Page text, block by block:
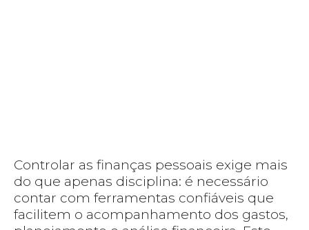
Controlar as finanças pessoais exige mais
do que apenas disciplina: é necessário
contar com ferramentas confiáveis que
facilitem o acompanhamento dos gastos,